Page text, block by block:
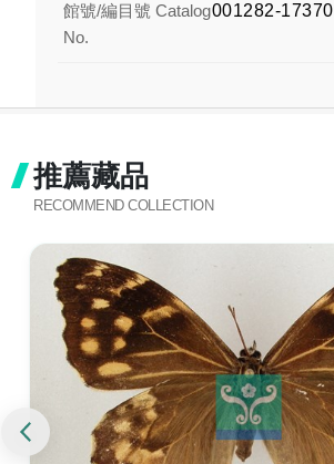
館號/編目號 Catalog
No.
001282-17370
推薦藏品
RECOMMEND COLLECTION